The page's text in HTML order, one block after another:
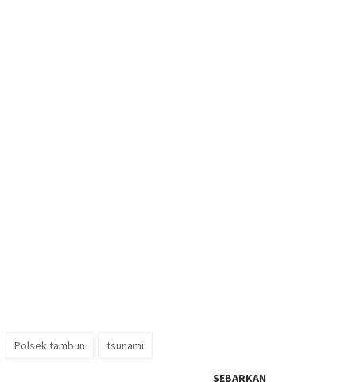
Polsek tambun tsunami
SEBARKAN